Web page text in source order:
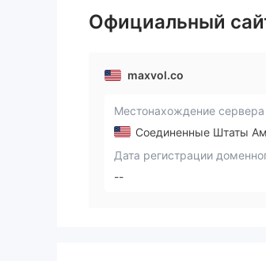
Официальный
maxvol.co
Местонахождение сервера
Соединенные Штаты
Дата регистрации
--